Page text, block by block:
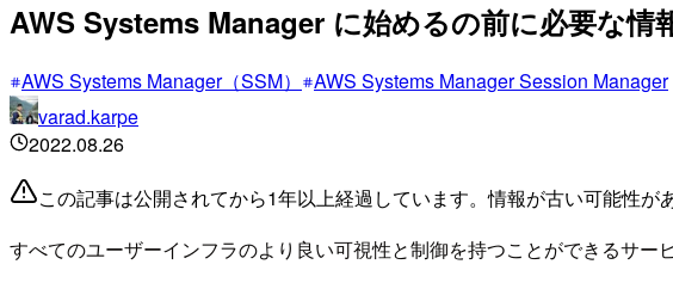
AWS Systems Manager に始めるの前に必要な情
AWS Systems Manager（SSM）
AWS Systems Manager Session Manager
varad.karpe
2022.08.26
この記事は公開されてから1年以上経過しています。情報が古い可能性が
すべてのユーザーインフラのより良い可視性と制御を持つことができるサー